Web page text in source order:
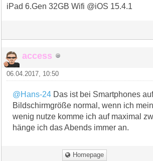
iPad 6.Gen 32GB Wifi @iOS 15.4.1
access
06.04.2017, 10:50
@Hans-24 Das ist bei Smartphones
Bildschirmgröße normal, wenn ich
wenig nutze komme ich auf maximal
hänge ich das Abends immer an.
Homepage